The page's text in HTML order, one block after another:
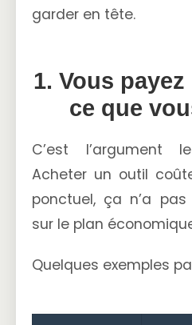
garder en tête.
1. Vous
ce que
C’est l’argument
Acheter un outil
ponctuel, ça n’a
sur le plan
Quelques exemples